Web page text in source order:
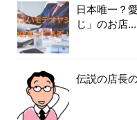
日本唯一？
じ」のお店...
伝説の店長